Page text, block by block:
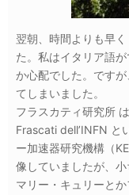
翌朝、時間よりも早
た。私はイタリア語
か心配でした。です
てしまいました。
フラスカティ研究所
Frascati dell’INFN と
ー加速器研究機構（
像していましたが、
マリー・キュリーと